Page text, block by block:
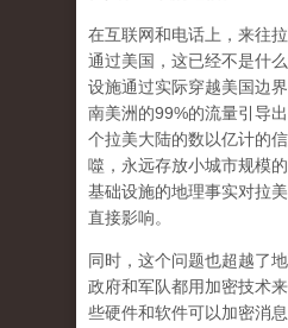
在互联网和电话上，来往
通过美国，这已经不是什
设施通过实际穿越美国边
南美洲的99%的流量引导
个拉美大陆的数以亿计的
噬，永远存放小城市规模
基础设施的地理事实对拉
直接影响。
同时，这个问题也超越了
政府和军​​队都用加密技术
些硬件和软件可以加密消